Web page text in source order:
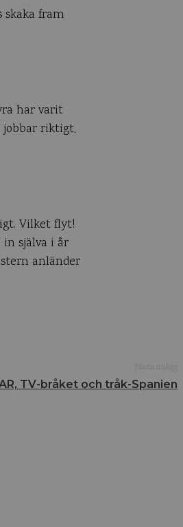
fram
har varit
jobbar riktigt,
Vilket flyt!
själva i år
anländer
TV-bråket och tråk-Spanien